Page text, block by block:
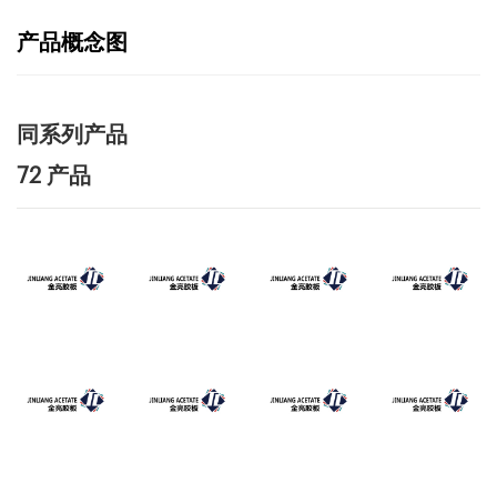
产品概念图
同系列产品
72 产品